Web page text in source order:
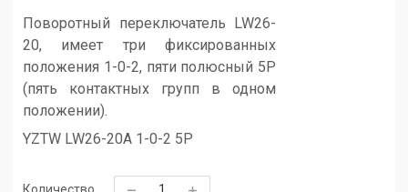
Поворотный переключатель LW26-
20, имеет три фиксированных
положения 1-0-2, пяти полюсный 5P
(пять контактных групп в одном
положении).
YZTW LW26-20A 1-0-2 5P